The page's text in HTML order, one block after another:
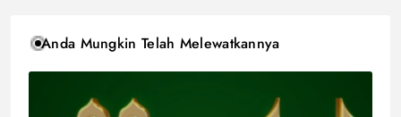
Anda Mungkin Telah Melewatkannya